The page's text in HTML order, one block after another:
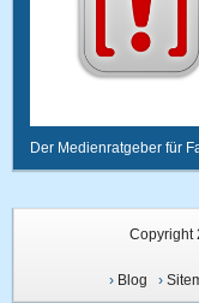
Der Medienratgeber für
Copyright
› Blog ›